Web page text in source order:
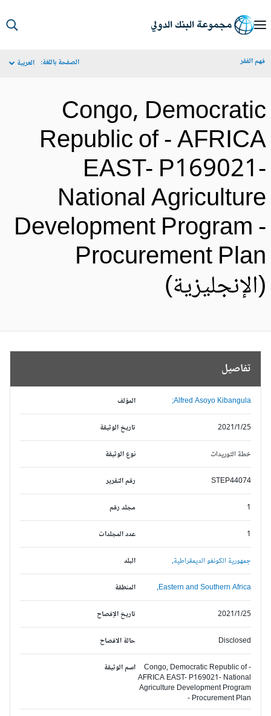
الفقر الصفحة باللغة: العربية
Congo,
Republic of -
EAST-
National
Development Program
Procurement
تفاصيل
المؤلف Alfred Asoyo Kibangula;
تاريخ الوثيقة 2021/1/25
نوع الوثيقة خطة التوريدات
رقم التقرير STEP44074
مجلد رقم
عدد المجلدات
البلد جمهورية الكونغو الديمقراطية,
المنطقة Eastern and Southern Africa,
تاريخ الإفصاح 2021/1/25
حالة الافصاح Disclosed
اسم الوثيقة
Congo, Democratic Republic of -
AFRICA EAST- P169021- National
Agriculture Development Program
- Procurement Plan